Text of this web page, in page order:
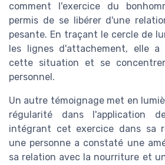
comment l'exercice du
permis de se libérer d'une
pesante. En traçant le cercle de
les lignes d'attachement, elle
cette situation et se
personnel.
Un autre témoignage met en
régularité dans l'application
intégrant cet exercice dans sa
une personne a constaté une
sa relation avec la nourriture et